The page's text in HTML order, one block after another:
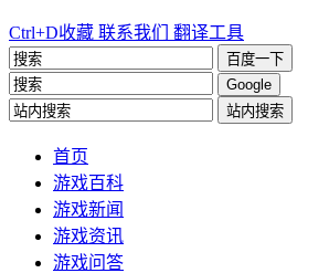
Ctrl+D收藏 联系我们 翻译工具
百度一下
Google
站内搜索
首页
游戏百科
游戏新闻
游戏资讯
游戏问答